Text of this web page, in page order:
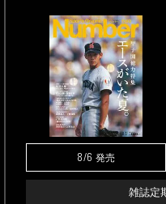
8/6 発売
雑誌定